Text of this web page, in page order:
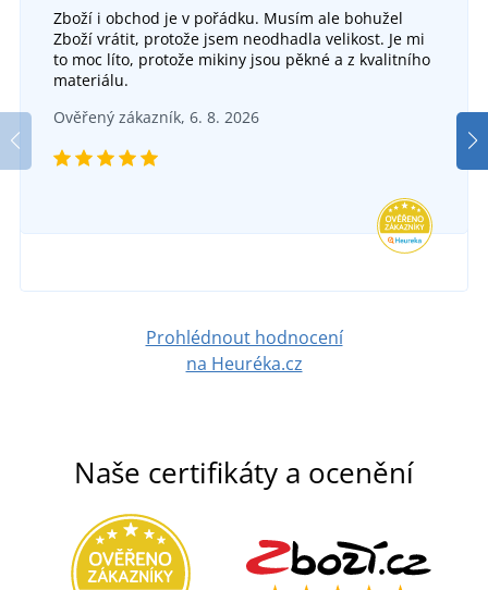
+42
Pánské tričko Basic
SKLADEM
v pondělí 10. 8.
Set 5 ks: Dámské tričko BASIC
569 Kč
Zboží i obchod je v pořádku. Musím ale bohužel
Zboží vrátit, protože jsem neodhadla velikost. Je mi
to moc líto, protože mikiny jsou pěkné a z kvalitního
materiálu.
Ověřený zákazník, 6. 8. 2026
Prohlédnout hodnocení
na Heuréka.cz
Naše certifikáty a ocenění